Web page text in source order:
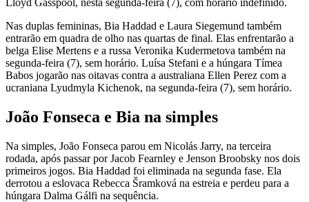
Lloyd Gasspool, nesta segunda-feira (7), com horário indefinido.
Nas duplas femininas, Bia Haddad e Laura Siegemund também
entrarão em quadra de olho nas quartas de final. Elas enfrentarão a
belga Elise Mertens e a russa Veronika Kudermetova também na
segunda-feira (7), sem horário. Luísa Stefani e a húngara Tímea
Babos jogarão nas oitavas contra a australiana Ellen Perez com a
ucraniana Lyudmyla Kichenok, na segunda-feira (7), sem horário.
João Fonseca e Bia na simples
Na simples, João Fonseca parou em Nicolás Jarry, na terceira
rodada, após passar por Jacob Fearnley e Jenson Broobsky nos dois
primeiros jogos. Bia Haddad foi eliminada na segunda fase. Ela
derrotou a eslovaca Rebecca Šramková na estreia e perdeu para a
húngara Dalma Gálfi na sequência.